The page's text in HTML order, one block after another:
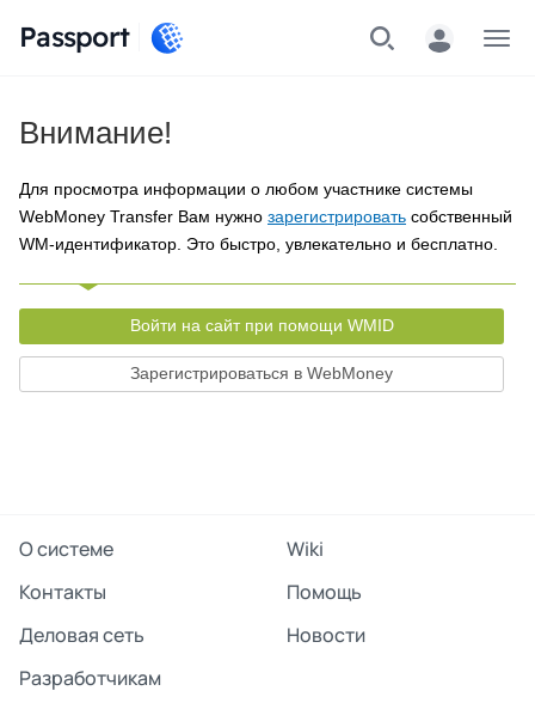
Passport
Внимание!
Для просмотра информации о любом участнике системы
WebMoney Transfer Вам нужно зарегистрировать собственный
WM-идентификатор. Это быстро, увлекательно и бесплатно.
Войти на сайт при помощи WMID
Зарегистрироваться в WebMoney
О системе
Wiki
Контакты
Помощь
Деловая сеть
Новости
Разработчикам